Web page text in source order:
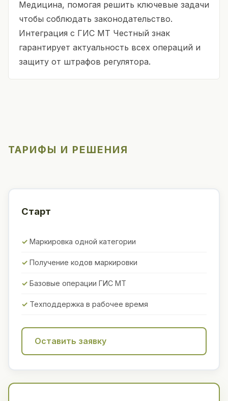
Медицина, помогая решить ключевые задачи
чтобы соблюдать законодательство.
Интеграция с ГИС МТ Честный знак
гарантирует актуальность всех операций и
защиту от штрафов регулятора.
ТАРИФЫ И РЕШЕНИЯ
Старт
Маркировка одной категории
Получение кодов маркировки
Базовые операции ГИС МТ
Техподдержка в рабочее время
Оставить заявку